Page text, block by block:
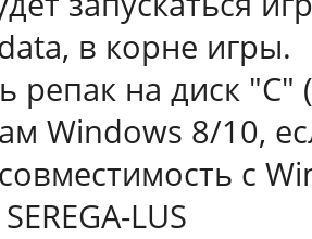
в корне игры.
репак на диск "С"
Windows 8/10,
с
LUS